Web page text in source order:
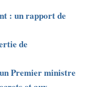
: un rapport de
de
Premier ministre